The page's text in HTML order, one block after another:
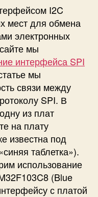
о
л
ь
з
о
в
а
н
и
и
н
т
е
р
ф
е
I2C
мест для обмена
электронных
мы
интерфейса SPI
мы
связи между
SPI. В
из плат
на плату
известна под
таблетка»).
использование
(Blue
с платой